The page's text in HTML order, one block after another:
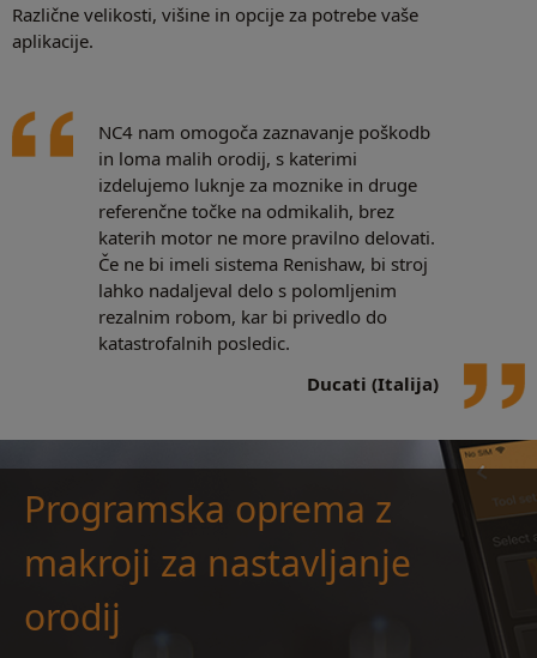
Različne velikosti, višine in opcije za potrebe vaše
aplikacije.
NC4 nam omogoča zaznavanje poškodb
in loma malih orodij, s katerimi
izdelujemo luknje za moznike in druge
referenčne točke na odmikalih, brez
katerih motor ne more pravilno delovati.
Če ne bi imeli sistema Renishaw, bi stroj
lahko nadaljeval delo s polomljenim
rezalnim robom, kar bi privedlo do
katastrofalnih posledic.
Ducati (Italija)
Programska oprema z
makroji za nastavljanje
orodij